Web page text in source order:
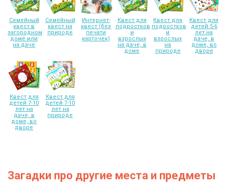
Семейный
квест в
загородном
доме или
на даче
Семейный
квест на
природе
Интернет-
квест (без
печати
карточек)
Квест для
подростков
и
взрослых
на даче, в
доме
Квест для
подростков
и
взрослых
на
природе
Квест для
детей 5-6
лет на
даче, в
доме, во
дворе
Квест для
детей 7-10
лет на
даче, в
доме, во
дворе
Квест для
детей 7-10
лет на
природе
Загадки про другие места и предметы